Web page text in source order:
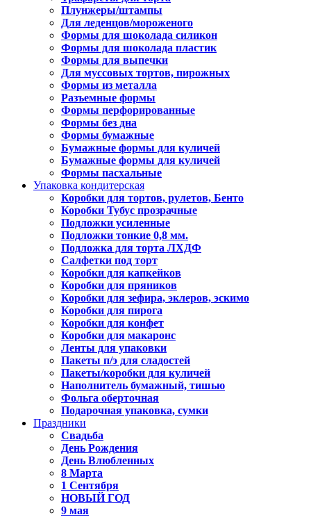
Плунжеры/штампы
Для леденцов/мороженого
Формы для шоколада силикон
Формы для шоколада пластик
Формы для выпечки
Для муссовых тортов, пирожных
Формы из металла
Разъемные формы
Формы перфорированные
Формы без дна
Формы бумажные
Бумажные формы для куличей
Бумажные формы для куличей
Формы пасхальные
Упаковка кондитерская
Коробки для тортов, рулетов, Бенто
Коробки Тубус прозрачные
Подложки усиленные
Подложки тонкие 0,8 мм.
Подложка для торта ЛХДФ
Салфетки под торт
Коробки для капкейков
Коробки для пряников
Коробки для зефира, эклеров, эскимо
Коробки для пирога
Коробки для конфет
Коробки для макаронс
Ленты для упаковки
Пакеты п/э для сладостей
Пакеты/коробки для куличей
Наполнитель бумажный, тишью
Фольга оберточная
Подарочная упаковка, сумки
Праздники
Свадьба
День Рождения
День Влюбленных
8 Марта
1 Сентября
НОВЫЙ ГОД
9 мая